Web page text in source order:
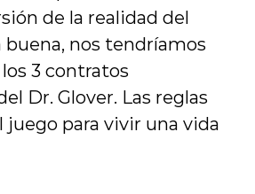
de la realidad del
buena, nos tendríamos
3 contratos
Dr. Glover. Las reglas
para vivir una vida